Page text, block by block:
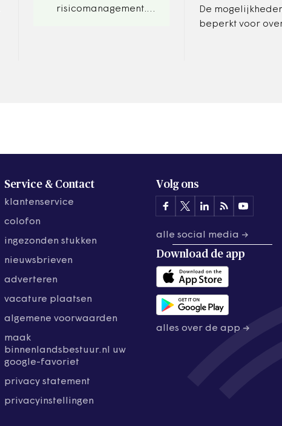
risicomanagement.
De
beperkt voor
Service & Contact
klantenservice
colofon
ingezonden stukken
nieuwsbrieven
adverteren
vacature plaatsen
algemene voorwaarden
maak
binnenlandsbestuur.nl uw
google-favoriet
privacy statement
privacyinstellingen
Volg ons
alle social media →
Download de app
alles over de app →